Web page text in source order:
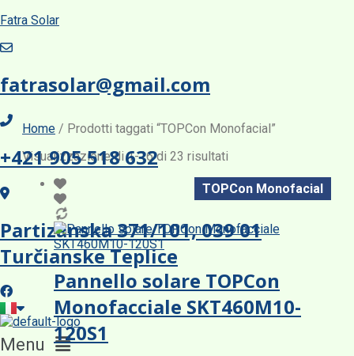
Fatra Solar
fatrasolar@gmail.com
+421 905 518 632
Partizánska 371/101, 039 01
Turčianske Teplice
Menu
Home / Prodotti taggati “TOPCon Monofacial”
Visualizzazione di 1-16 di 23 risultati
Pannello solare TOPCon
Monofacciale SKT460M10-
120S1
TOPCon Monofacial